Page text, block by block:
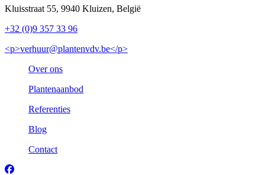
Kluisstraat 55, 9940 Kluizen, België
+32 (0)9 357 33 96
<p>verhuur@plantenvdv.be</p>
Over ons
Plantenaanbod
Referenties
Blog
Contact